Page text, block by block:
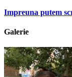
Impreuna putem
Galerie